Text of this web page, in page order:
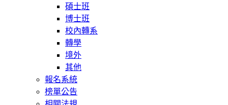
碩士班
博士班
校內轉系
轉學
境外
其他
報名系統
榜單公告